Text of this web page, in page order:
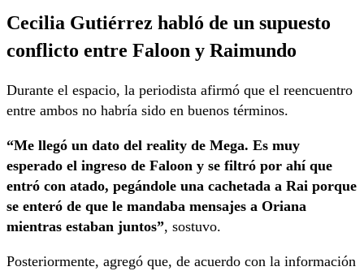
Cecilia Gutiérrez habló de un supuesto
conflicto entre Faloon y Raimundo
Durante el espacio, la periodista afirmó que el reencuentro
entre ambos no habría sido en buenos términos.
“Me llegó un dato del reality de Mega. Es muy
esperado el ingreso de Faloon y se filtró por ahí que
entró con atado, pegándole una cachetada a Rai porque
se enteró de que le mandaba mensajes a Oriana
mientras estaban juntos”, sostuvo.
Posteriormente, agregó que, de acuerdo con la información